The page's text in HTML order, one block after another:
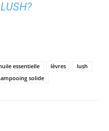
essentielle lèvres
lush
solide